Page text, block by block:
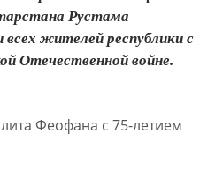
Рустама
жителей республики с
Отечественной войне.